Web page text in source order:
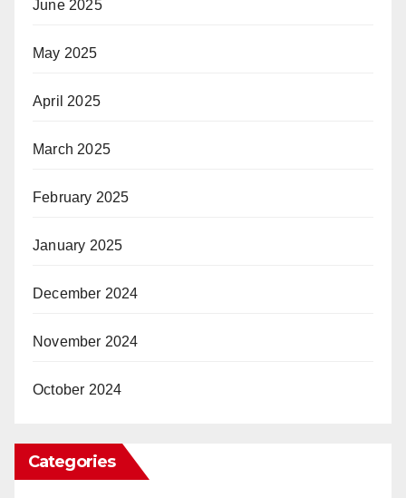
June 2025
May 2025
April 2025
March 2025
February 2025
January 2025
December 2024
November 2024
October 2024
Categories